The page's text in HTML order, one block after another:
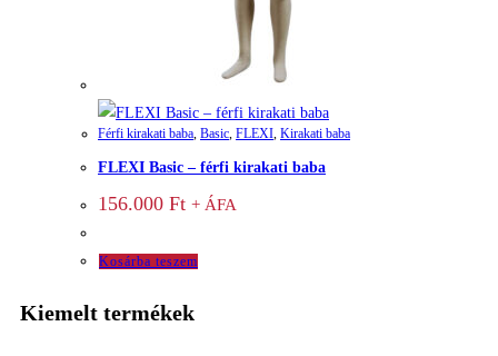
Férfi kirakati baba, Basic, FLEXI, Kirakati baba
FLEXI Basic – férfi kirakati baba
156.000 Ft + ÁFA
Kosárba teszem
Kiemelt termékek